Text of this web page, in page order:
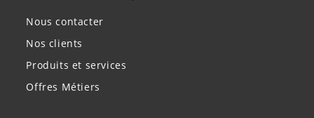
Nous contacter
Nos clients
Produits et services
Offres Métiers